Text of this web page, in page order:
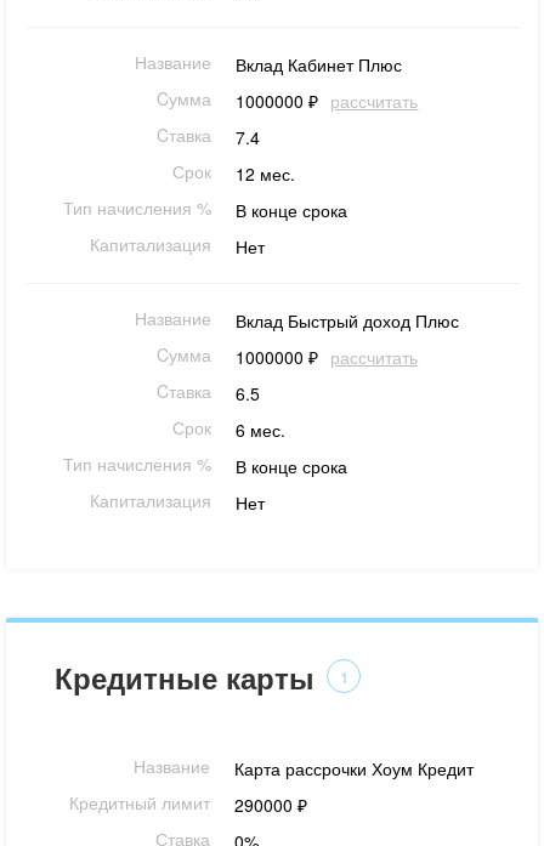
Название
Вклад Кабинет Плюс
Cумма
1000000 ₽ рассчитать
Cтавка
7.4
Срок
12 мес.
Тип начисления %
В конце срока
Капитализация
Нет
Название
Вклад Быстрый доход Плюс
Cумма
1000000 ₽ рассчитать
Cтавка
6.5
Срок
6 мес.
Тип начисления %
В конце срока
Капитализация
Нет
Кредитные карты 1
Название
Карта рассрочки Хоум Кредит
Кредитный лимит
290000 ₽
Ставка
0%